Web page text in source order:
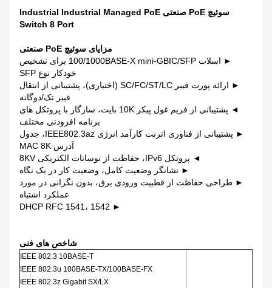
سوئیچ PoE صنعتی Industrial Industrial Managed PoE
Switch 8 Port
مزایای سوئیچ PoE صنعتی
► اسلات 100/1000BASE-X mini-GBIC/SFP برای تشخیص
خودکار نوع SFP
► ارائه پورت فیبر SC/FC/ST/LC (اختیاری)، پشتیبانی از انتقال
فیبر تک/دوگانه
◄ پشتیبانی از فریم غول پیکر 10K بایت، سازگار با پروتکل های
برنامه افزودنی مختلف
► پشتیبانی از فناوری اترنت کارآمد انرژی IEEE802.3az، جدول
آدرس MAC 8K
◄ پروتکل IPv6، حفاظت از نوسانات الکتریکی 8KV
► نشانگر وضعیت کامل، وضعیت کار در یک نگاه
► طراحی حفاظت از قطبیت ورودی برق، بدون نگرانی در مورد
عملکرد اشتباه
► DHCP RFC 1541، 1542
شاخص های فنی
IEEE 802.3 10BASE-T
IEEE 802.3u 100BASE-TX/100BASE-FX
IEEE 802.3z Gigabit SX/LX